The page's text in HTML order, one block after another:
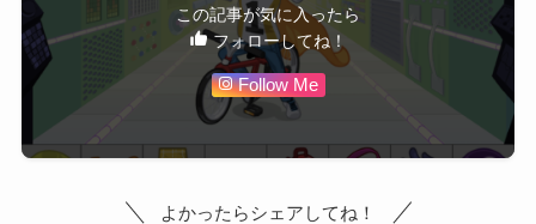
この記事が気に入ったら
フォローしてね！
Follow Me
よかったらシェアしてね！